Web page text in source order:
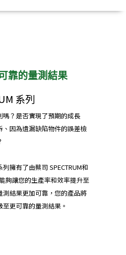
靠的量測結果
系列
？是否實現了預期的成長
因為遺漏缺陷物件的誤差檢
列擁有了由蔡司 SPECTRUM和
夠讓您的生產率和效率提升至
測結果更加可靠，您的產品將
更可靠的量測結果。